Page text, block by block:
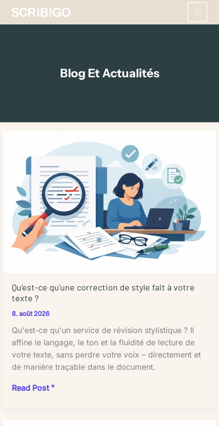
contenu
Blog Et Actualités
Qu'est-ce qu'une correction de style fait à votre
texte ?
8. août 2026
Qu'est-ce qu'un service de révision stylistique ? Il
affine le langage, le ton et la fluidité de lecture de
votre texte, sans perdre votre voix – directement et
de manière traçable dans le document.
Qu'est-
Read Post "